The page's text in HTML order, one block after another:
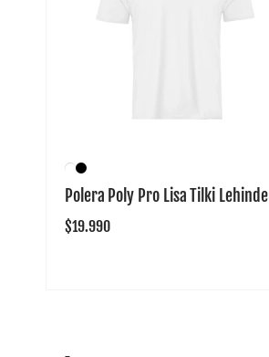
Polera Poly Pro Lisa Tilki Lehinde
Precio
$19.990